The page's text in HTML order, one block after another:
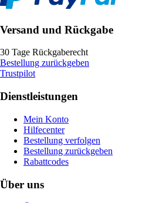
Versand und Rückgabe
30 Tage Rückgaberecht
Bestellung zurückgeben
Trustpilot
Dienstleistungen
Mein Konto
Hilfecenter
Bestellung verfolgen
Bestellung zurückgeben
Rabattcodes
Über uns